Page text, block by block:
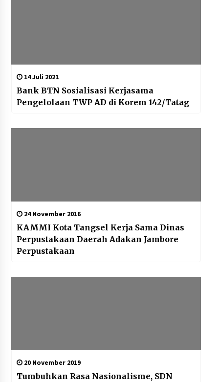
14 Juli 2021
Bank BTN Sosialisasi Kerjasama
Pengelolaan TWP AD di Korem 142/Tatag
24 November 2016
KAMMI Kota Tangsel Kerja Sama Dinas
Perpustakaan Daerah Adakan Jambore
Perpustakaan
20 November 2019
Tumbuhkan Rasa Nasionalisme, SDN